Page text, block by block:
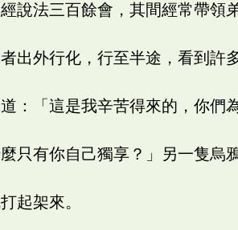
說法三百餘會，其間經常帶領
出外行化，行至半途，看到許
：「這是我辛苦得來的，你們
只有你自己獨享？」另一隻烏
起架來。